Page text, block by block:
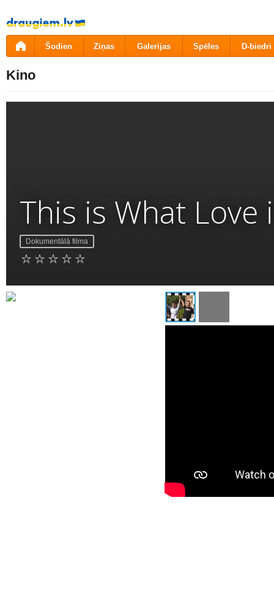
Pāriet
uz
saturu
Šodien Ziņas Galerijas Spēles D-biedri
Kino
This is What Love
Dokumentālā filma